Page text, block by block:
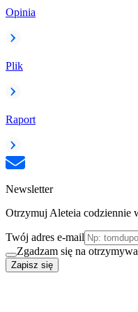
Opinia
Plik
Raport
Newsletter
Otrzymuj Aleteia codziennie
Twój adres e-mail
Zgadzam się na
Zapisz się